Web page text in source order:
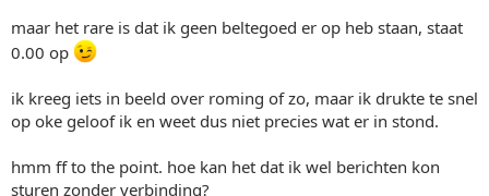
maar het rare is dat ik geen beltegoed er op heb staan, staat
0.00 op
ik kreeg iets in beeld over roming of zo, maar ik drukte te snel
op oke geloof ik en weet dus niet precies wat er in stond.
hmm ff to the point. hoe kan het dat ik wel berichten kon
sturen zonder verbinding?